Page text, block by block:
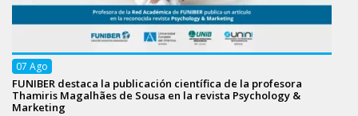
07 Ago
FUNIBER destaca la publicación científica de la profesora
Thamiris Magalhães de Sousa en la revista Psychology &
Marketing